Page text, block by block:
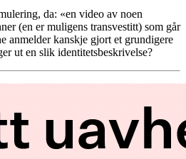
da: «en video av noen
(en er muligens transvestitt) som går
anmelder kanskje gjort et grundigere
ut en slik identitetsbeskrivelse?